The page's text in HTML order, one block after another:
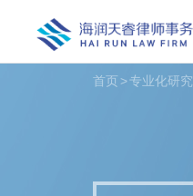
首页 >专业化研究